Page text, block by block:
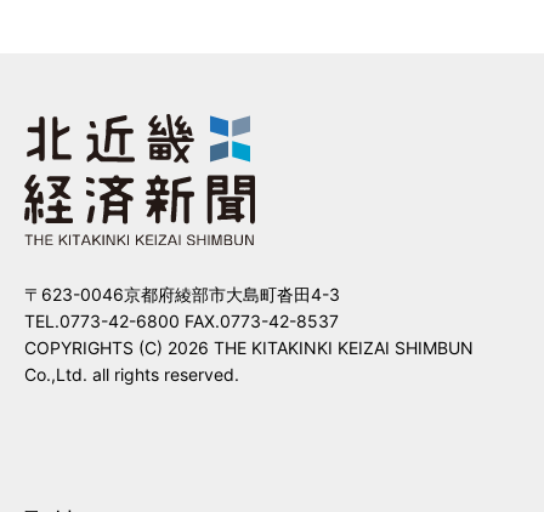
〒623-0046京都府綾部市大島町沓田4-3
TEL.0773-42-6800 FAX.0773-42-8537
COPYRIGHTS (C) 2026 THE KITAKINKI KEIZAI SHIMBUN
Co.,Ltd. all rights reserved.